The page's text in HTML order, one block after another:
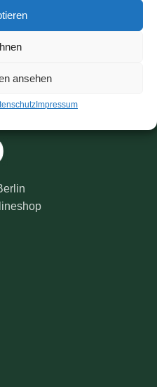
ansehen
Impressum